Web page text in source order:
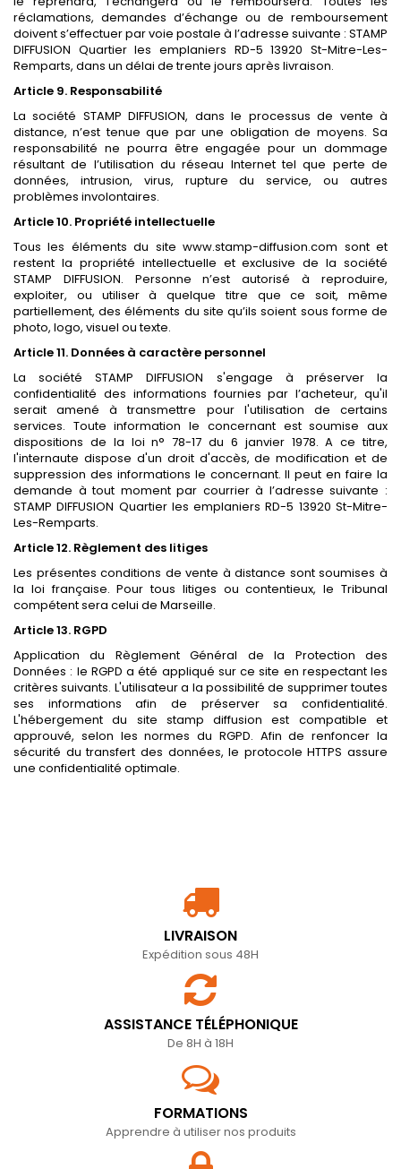
réclamations, demandes d’échange ou de remboursement
doivent s’effectuer par voie postale à l’adresse suivante : STAMP
DIFFUSION Quartier les emplaniers RD-5 13920 St-Mitre-Les-
Remparts, dans un délai de trente jours après livraison.
Article 9. Responsabilité
La société STAMP DIFFUSION, dans le processus de vente à
distance, n’est tenue que par une obligation de moyens. Sa
responsabilité ne pourra être engagée pour un dommage
résultant de l’utilisation du réseau Internet tel que perte de
données, intrusion, virus, rupture du service, ou autres
problèmes involontaires.
Article 10. Propriété intellectuelle
Tous les éléments du sitewww.stamp-diffusion.com sont et
restent la propriété intellectuelle et exclusive de la société
STAMP DIFFUSION. Personne n’est autorisé à reproduire,
exploiter, ou utiliser à quelque titre que ce soit, même
partiellement, des éléments du site qu’ils soient sous forme de
photo, logo, visuel ou texte.
Article 11. Données à caractère personnel
La société STAMP DIFFUSION s'engage à préserver la
confidentialité des informations fournies par l’acheteur, qu'il
serait amené à transmettre pour l'utilisation de certains
services. Toute information le concernant est soumise aux
dispositions de la loi n° 78-17 du 6 janvier 1978. A ce titre,
l'internaute dispose d'un droit d'accès, de modification et de
suppression des informations le concernant. Il peut en faire la
demande à tout moment par courrier à l’adresse suivante :
STAMP DIFFUSION Quartier les emplaniers RD-5 13920 St-Mitre-
Les-Remparts.
Article 12. Règlement des litiges
Les présentes conditions de vente à distance sont soumises à
la loi française. Pour tous litiges ou contentieux, le Tribunal
compétent sera celui de Marseille.
Article 13. RGPD
Application du Règlement Général de la Protection des
Données : le RGPD a été appliqué sur ce site en respectant les
critères suivants. L'utilisateur a la possibilité de supprimer toutes
ses informations afin de préserver sa confidentialité.
L'hébergement du site stamp diffusion est compatible et
approuvé, selon les normes du RGPD. Afin de renfoncer la
sécurité du transfert des données, le protocole HTTPS assure
une confidentialité optimale.
LIVRAISON
Expédition sous 48H
ASSISTANCE TÉLÉPHONIQUE
De 8H à 18H
FORMATIONS
Apprendre à utiliser nos produits